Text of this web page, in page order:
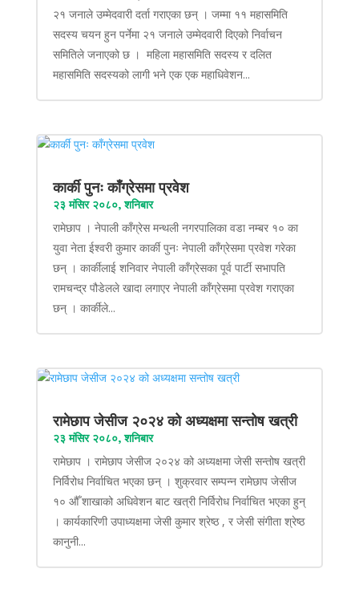
२१ जनाले उम्मेदवारी दर्ता गराएका छन् । जम्मा ११ महासमिति
सदस्य चयन हुन पर्नेमा २१ जनाले उम्मेदवारी दिएको निर्वाचन
समितिले जनाएको छ । महिला महासमिति सदस्य र दलित
महासमिति सदस्यको लागी भने एक एक महाधिवेशन...
कार्की पुनः काँग्रेसमा प्रवेश
२३ मंसिर २०८०, शनिबार
रामेछाप । नेपाली काँग्रेस मन्थली नगरपालिका वडा नम्बर १० का
युवा नेता ईश्वरी कुमार कार्की पुनः नेपाली काँग्रेसमा प्रवेश गरेका
छन् । कार्कीलाई शनिवार नेपाली काँग्रेसका पूर्व पार्टी सभापति
रामचन्द्र पौडेलले खादा लगाएर नेपाली काँग्रेसमा प्रवेश गराएका
छन् । कार्कीले...
रामेछाप जेसीज २०२४ को अध्यक्षमा सन्तोष खत्री
२३ मंसिर २०८०, शनिबार
रामेछाप । रामेछाप जेसीज २०२४ को अध्यक्षमा जेसी सन्तोष खत्री
निर्विरोध निर्वाचित भएका छन् । शुक्रवार सम्पन्न रामेछाप जेसीज
१० औँ शाखाको अधिवेशन बाट खत्री निर्विरोध निर्वाचित भएका हुन्
। कार्यकारिणी उपाध्यक्षमा जेसी कुमार श्रेष्ठ , र जेसी संगीता श्रेष्ठ
कानुनी...